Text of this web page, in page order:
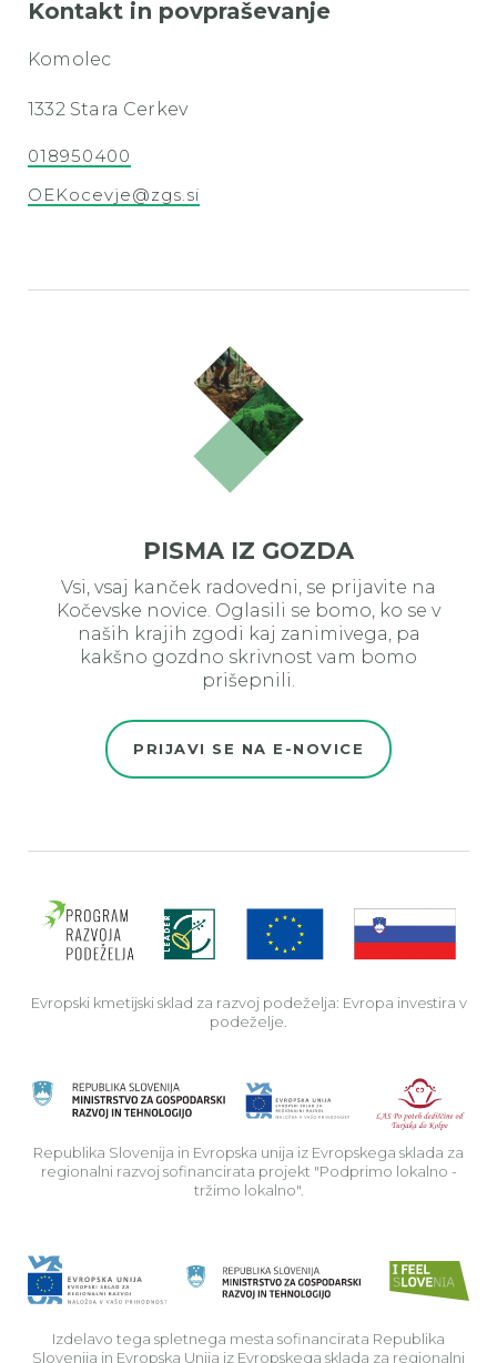
Kontakt in povpraševanje
Komolec
1332 Stara Cerkev
018950400
OEKocevje@zgs.si
PISMA IZ GOZDA
Vsi, vsaj kanček radovedni, se prijavite na
Kočevske novice. Oglasili se bomo, ko se v
naših krajih zgodi kaj zanimivega, pa
kakšno gozdno skrivnost vam bomo
prišepnili.
PRIJAVI SE NA E-NOVICE
Evropski kmetijski sklad za razvoj podeželja: Evropa investira v
podeželje.
Republika Slovenija in Evropska unija iz Evropskega sklada za
regionalni razvoj sofinancirata projekt "Podprimo lokalno -
tržimo lokalno".
Izdelavo tega spletnega mesta sofinancirata Republika
Slovenija in Evropska Unija iz Evropskega sklada za regionalni